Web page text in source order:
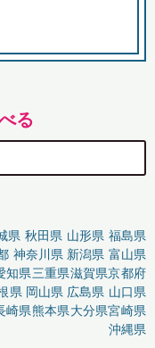
る
県 秋田県 山形県 福島県
神奈川県 新潟県 富山県
知県三重県滋賀県京都府
県 岡山県 広島県 山口県
崎県熊本県大分県宮崎県
沖縄県